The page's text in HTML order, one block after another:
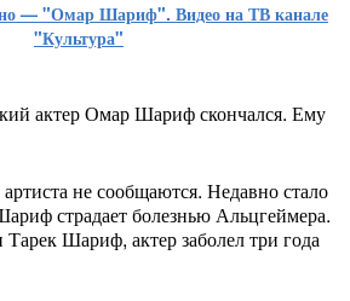
— "Омар Шариф". Видео на ТВ канале
"Культура"
актер Омар Шариф скончался. Ему
не сообщаются. Недавно стало
страдает болезнью Альцгеймера.
Шариф, актер заболел три года